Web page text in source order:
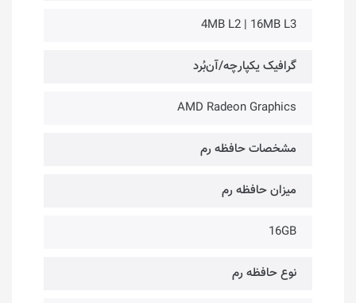
4MB L2 | 16MB L3
گرافیک یکپارچه/آن‌بُرد
AMD Radeon Graphics
مشخصات حافظه رم
میزان حافظه رم
16GB
نوع حافظه رم